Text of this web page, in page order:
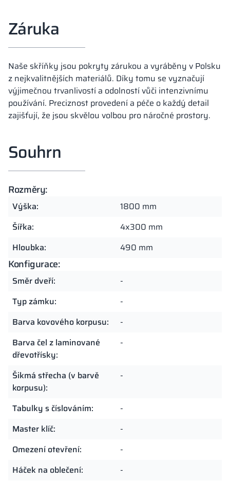
Záruka
Naše skříňky jsou pokryty zárukou a vyráběny v Polsku
z nejkvalitnějších materiálů. Díky tomu se vyznačují
výjimečnou trvanlivostí a odolností vůči intenzivnímu
používání. Preciznost provedení a péče o každý detail
zajišťují, že jsou skvělou volbou pro náročné prostory.
Souhrn
Rozměry:
Výška:
1800 mm
Šířka:
4x300 mm
Hloubka:
490 mm
Konfigurace:
Směr dveří:
-
Typ zámku:
-
Barva kovového korpusu:
-
Barva čel z laminované
dřevotřísky:
-
Šikmá střecha (v barvě
korpusu):
-
Tabulky s číslováním:
-
Master klíč:
-
Omezení otevření:
-
Háček na oblečení:
-